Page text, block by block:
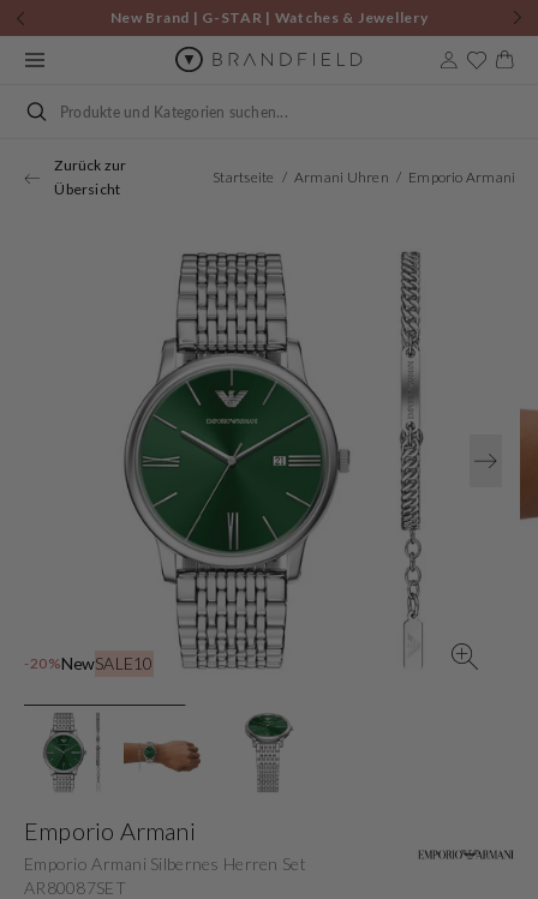
Zum
Inhalt
springen
New Brand | G-STAR | Watches & Jewellery
Suchen
Zurück zur
Übersicht
Startseite Armani Uhren
-20%NewSALE10
Öffnen
Medien
1
in
der
Galerieansicht
Emporio Armani
Emporio Armani Silbernes Herren Set
AR80087SET